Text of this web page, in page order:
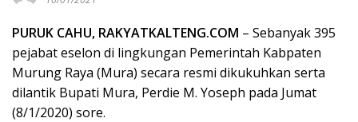
PURUK CAHU, RAKYATKALTENG.COM – Sebanyak 395
pejabat eselon di lingkungan Pemerintah Kabpaten
Murung Raya (Mura) secara resmi dikukuhkan serta
dilantik Bupati Mura, Perdie M. Yoseph pada Jumat
(8/1/2020) sore.